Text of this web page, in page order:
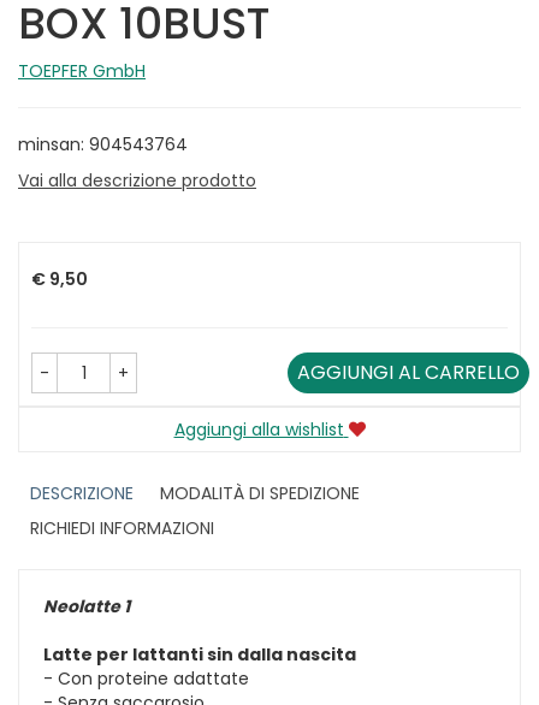
BOX 10BUST
TOEPFER GmbH
minsan: 904543764
Vai alla descrizione prodotto
Prezzo
€ 9,50
- + AGGIUNGI AL CARRELLO
Aggiungi alla wishlist
DESCRIZIONE
MODALITÀ DI SPEDIZIONE
RICHIEDI INFORMAZIONI
Neolatte 1
Latte per lattanti sin dalla nascita
- Con proteine adattate